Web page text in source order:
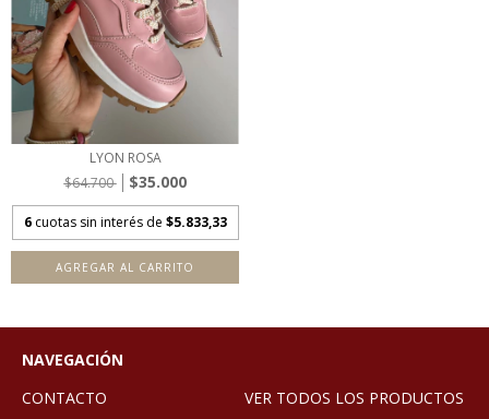
LYON ROSA
$64.700
$35.000
6 cuotas sin interés de $5.833,33
AGREGAR AL CARRITO
NAVEGACIÓN
CONTACTO
VER TODOS LOS PRODUCTOS